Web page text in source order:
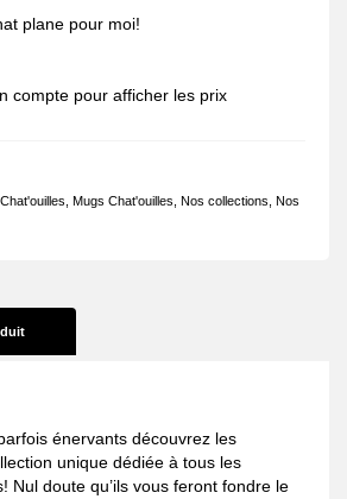
plane pour moi!
compte pour afficher les prix
Chat'ouilles Mugs Chat'ouilles Nos collections Nos
énervants découvrez les
unique dédiée à tous les
Nul doute qu’ils vous feront fondre le